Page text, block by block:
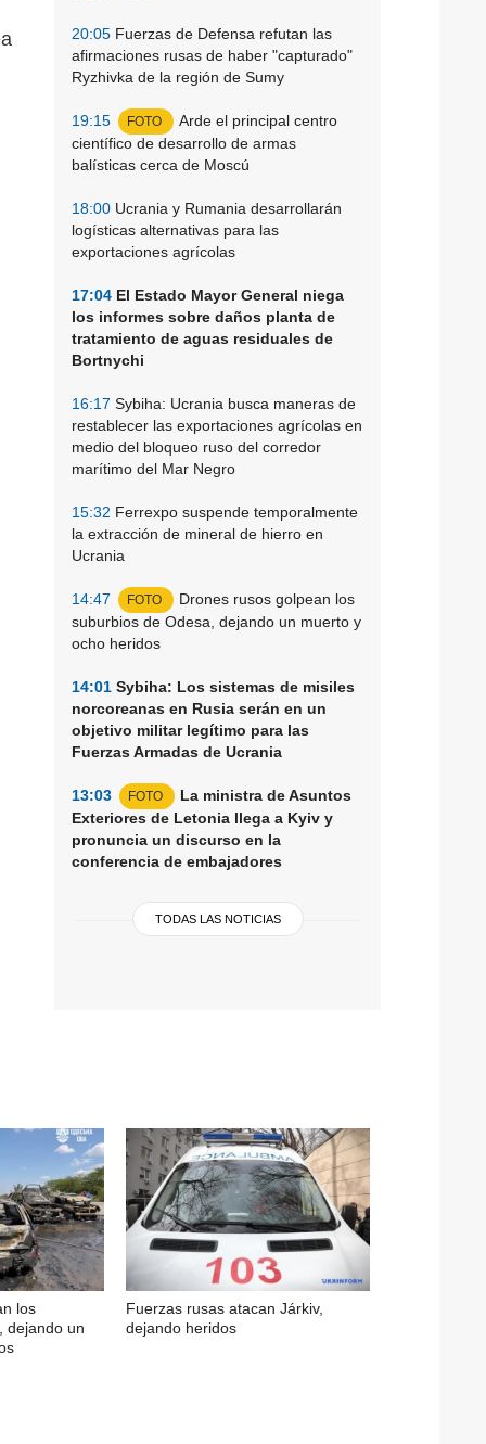
20:05 Fuerzas de Defensa refutan las
afirmaciones rusas de haber "capturado"
Ryzhivka de la región de Sumy
19:15 FOTO
Arde el principal centro
científico de desarrollo de armas
balísticas cerca de Moscú
18:00 Ucrania y Rumania desarrollarán
logísticas alternativas para las
exportaciones agrícolas
17:04 El Estado Mayor General niega
los informes sobre daños planta de
tratamiento de aguas residuales de
Bortnychi
16:17 Sybiha: Ucrania busca maneras de
restablecer las exportaciones agrícolas en
medio del bloqueo ruso del corredor
marítimo del Mar Negro
15:32 Ferrexpo suspende temporalmente
la extracción de mineral de hierro en
Ucrania
14:47 FOTO
Drones rusos golpean los
suburbios de Odesa, dejando un muerto y
ocho heridos
14:01 Sybiha: Los sistemas de misiles
norcoreanas en Rusia serán en un
objetivo militar legítimo para las
Fuerzas Armadas de Ucrania
13:03 FOTO
La ministra de Asuntos
Exteriores de Letonia llega a Kyiv y
pronuncia un discurso en la
conferencia de embajadores
TODAS LAS NOTICIAS
los
dejando un
Fuerzas rusas atacan Járkiv,
dejando heridos